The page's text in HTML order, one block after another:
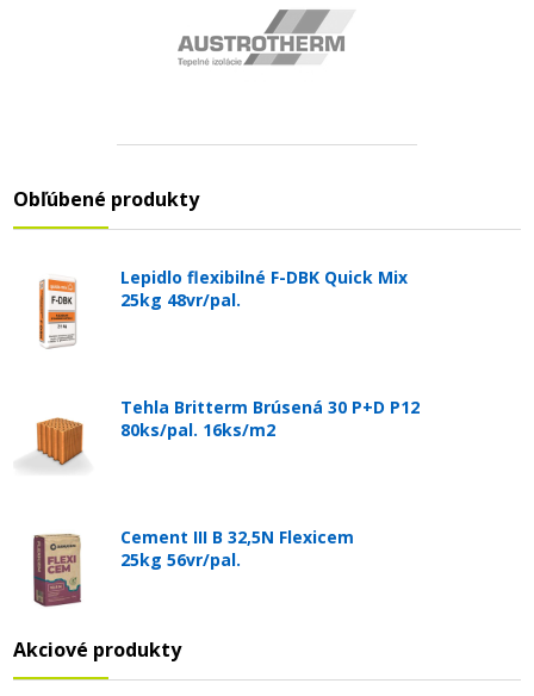
Obľúbené produkty
Lepidlo flexibilné F-DBK Quick Mix
25kg 48vr/pal.
Tehla Britterm Brúsená 30 P+D P12
80ks/pal. 16ks/m2
Cement III B 32,5N Flexicem
25kg 56vr/pal.
Akciové produkty